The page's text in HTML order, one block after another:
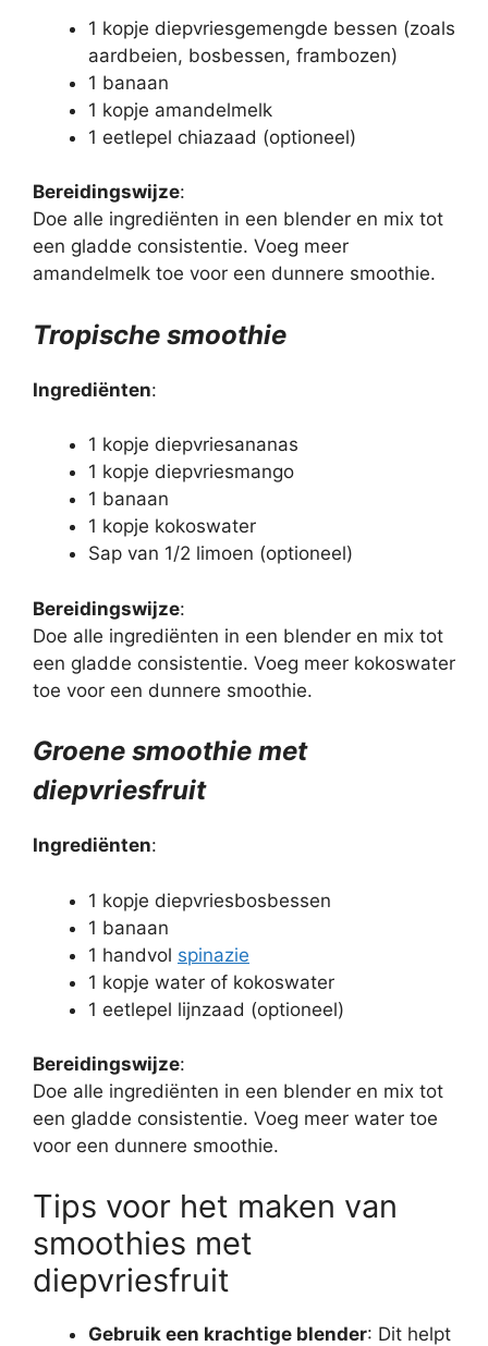
1 kopje diepvriesgemengde bessen (zoals
aardbeien, bosbessen, frambozen)
1 banaan
1 kopje amandelmelk
1 eetlepel chiazaad (optioneel)
Bereidingswijze:
Doe alle ingrediënten in een blender en mix tot
een gladde consistentie. Voeg meer
amandelmelk toe voor een dunnere smoothie.
Tropische smoothie
Ingrediënten:
1 kopje diepvriesananas
1 kopje diepvriesmango
1 banaan
1 kopje kokoswater
Sap van 1/2 limoen (optioneel)
Bereidingswijze:
Doe alle ingrediënten in een blender en mix tot
een gladde consistentie. Voeg meer kokoswater
toe voor een dunnere smoothie.
Groene smoothie met
diepvriesfruit
Ingrediënten:
1 kopje diepvriesbosbessen
1 banaan
1 handvol spinazie
1 kopje water of kokoswater
1 eetlepel lijnzaad (optioneel)
Bereidingswijze:
Doe alle ingrediënten in een blender en mix tot
een gladde consistentie. Voeg meer water toe
voor een dunnere smoothie.
Tips voor het maken van
smoothies met
diepvriesfruit
Gebruik een krachtige blender: Dit helpt